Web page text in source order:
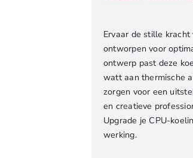
Ervaar de stille
ontworpen voor
ontwerp past deze
watt aan thermische
zorgen voor een
en creatieve
Upgrade je CPU-
werking.